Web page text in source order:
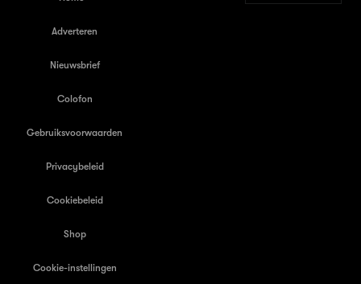
Adverteren
Nieuwsbrief
Colofon
Gebruiksvoorwaarden
Privacybeleid
Cookiebeleid
Shop
Cookie-instellingen